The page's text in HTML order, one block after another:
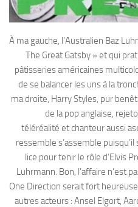
À ma gauche, l’Australien Baz
The Great Gatsby » et qui
pâtisseries américaines
de se balancer les uns à la
ma droite, Harry Styles, pur
de la pop anglaise,
téléréalité et chanteur aussi
ressemble s’assemble
lice pour tenir le rôle d’Elvis
Luhrmann. Bon, l’affaire n’est
One Direction serait fort
autres acteurs : Ansel Elgort,